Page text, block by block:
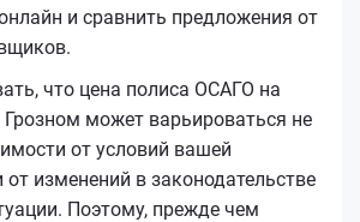
и сравнить предложения от
что цена полиса ОСАГО на
Грозном может варьироваться не
от условий вашей
от изменений в законодательстве
Поэтому, прежде чем